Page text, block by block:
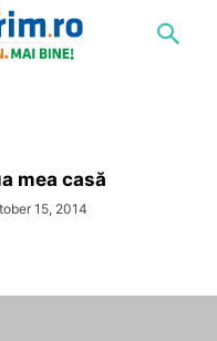
mea casă
15, 2014